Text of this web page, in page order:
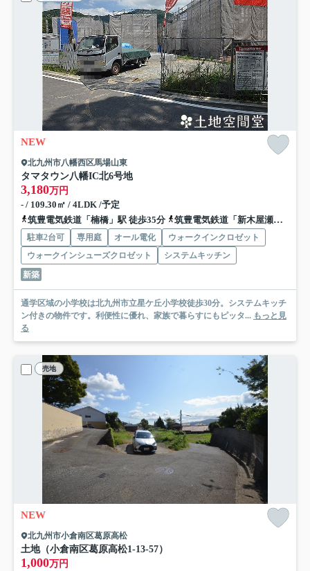
NEW
北九州市八幡西区馬場山東
タマタウン八幡IC北6号地
3,180万円
- / 109.30㎡ / 4LDK /予定
筑豊電気鉄道「楠橋」駅 徒歩35分
筑豊電気鉄道「新木屋瀬」駅 徒歩35分
駐車2台可 専用庭 オール電化
ウォークインクロゼット
ウォークインシューズクロゼット
システムキッチン
新築
通学区域の小学校は北九州市立星ケ丘小学校徒歩30分。システムキッチ
ン付きの物件です。利便性に優れ、家族で暮らすにもピッタ... もっと見
る
売地
NEW
北九州市小倉南区葛原高松
土地（小倉南区葛原高松1-13-57）
1,000万円